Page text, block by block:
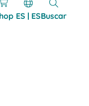
ES | ESBuscar